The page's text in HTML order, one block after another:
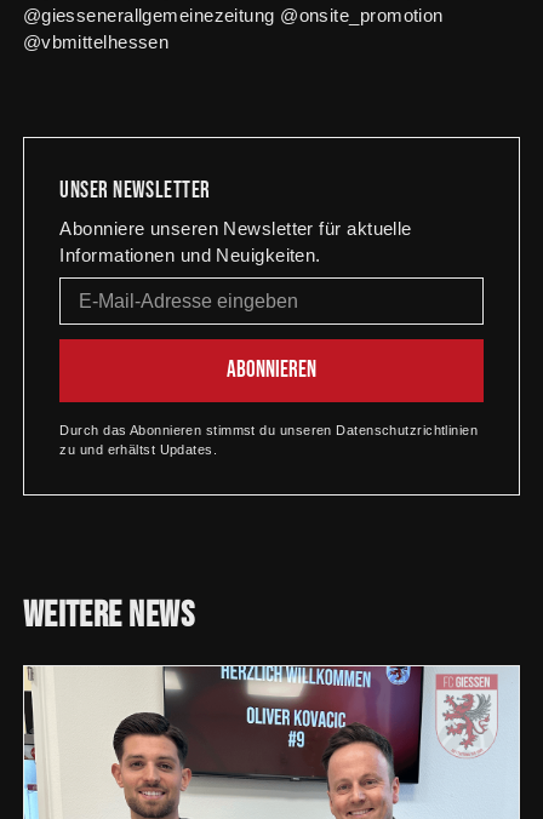
@giessenerallgemeinezeitung @onsite_promotion
@vbmittelhessen
Unser newsletter
Abonniere unseren Newsletter für aktuelle
Informationen und Neuigkeiten.
Durch das Abonnieren stimmst du unseren Datenschutzrichtlinien
zu und erhältst Updates.
WeitereNews